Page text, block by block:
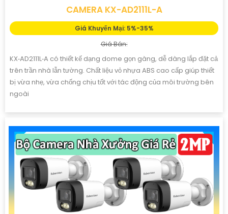
CAMERA KX-AD2111L-A
Giá Khuyến Mại: 5%-35%
Giá Bán:
KX‑AD2111L‑A có thiết kế dạng dome gọn gàng, dễ dàng lắp đặt cả
trên trần nhà lẫn tường. Chất liệu vỏ nhựa ABS cao cấp giúp thiết
bị vừa nhẹ, vừa chống chịu tốt với tác động của môi trường bên
ngoài